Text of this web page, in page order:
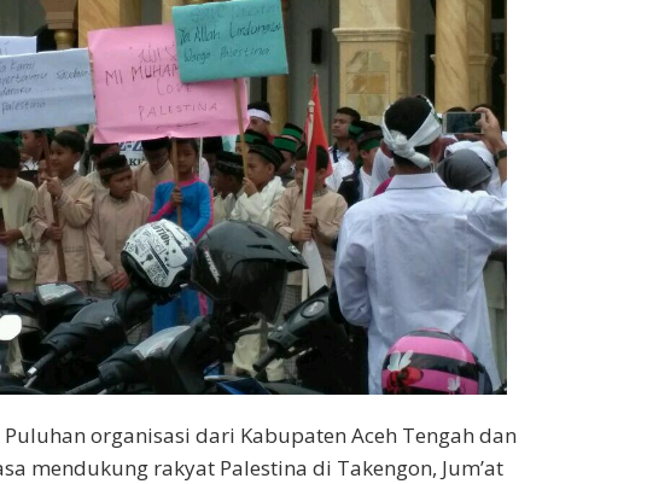
Puluhan organisasi dari Kabupaten Aceh Tengah dan
mendukung rakyat Palestina di Takengon, Jum’at